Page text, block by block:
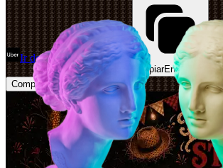
Ir de Uber Abrir Maps
CopiarEndereço
Comprar Ingressos